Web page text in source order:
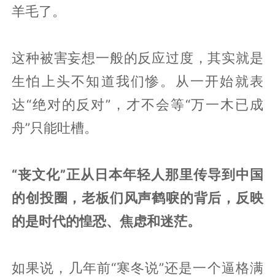
羊毛了。
这种被害妄想一般的反应过度，其实就是
生怕上头不知道我们惨。从一开始就表
达“绝对的反对”，才不会等“万一木已成
舟”只能吐槽。
“丧文化”正从日本年轻人那里传导到中国
的创投圈，老板们风声鹤唳的背后，反映
的是时代的惶恐、焦虑和迷茫。
如果说，几年前“寒冬说”还是一个逼格满